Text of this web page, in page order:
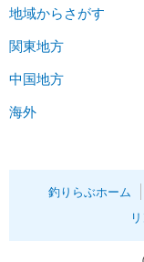
地域からさがす
関東地方
中国地方
海外
釣りらぶホーム